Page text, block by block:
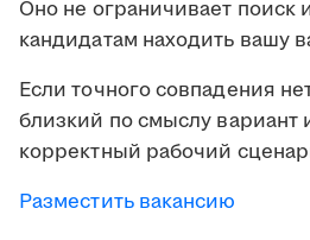
Оно не ограничивает поиск
кандидатам находить вашу
Если точного совпадения
близкий по смыслу вариант
корректный рабочий
Разместить вакансию